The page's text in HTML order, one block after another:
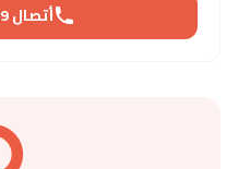
أتصال 01118800589